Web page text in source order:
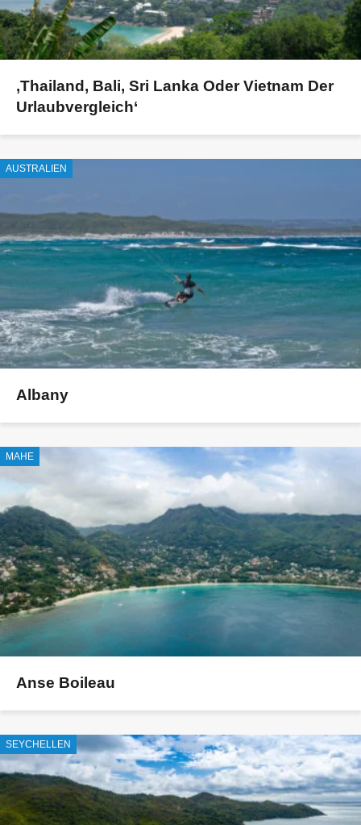
‚Thailand, Bali, Sri Lanka Oder Vietnam Der
Urlaubvergleich‘
AUSTRALIEN
Albany
MAHE
Anse Boileau
SEYCHELLEN